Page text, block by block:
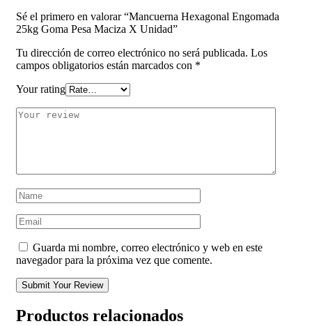
Sé el primero en valorar “Mancuerna Hexagonal Engomada
25kg Goma Pesa Maciza X Unidad”
Tu dirección de correo electrónico no será publicada. Los
campos obligatorios están marcados con *
Your rating
Guarda mi nombre, correo electrónico y web en este
navegador para la próxima vez que comente.
Submit Your Review
Productos relacionados